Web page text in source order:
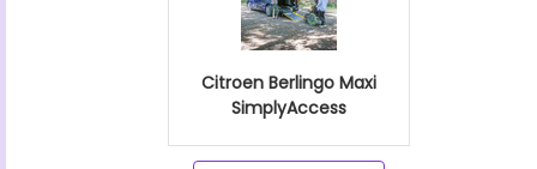
Citroen Berlingo Maxi
SimplyAccess